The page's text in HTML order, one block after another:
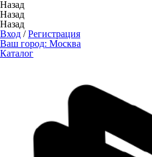
Назад
Назад
Назад
Вход /Регистрация
Ваш город: Москва
Каталог